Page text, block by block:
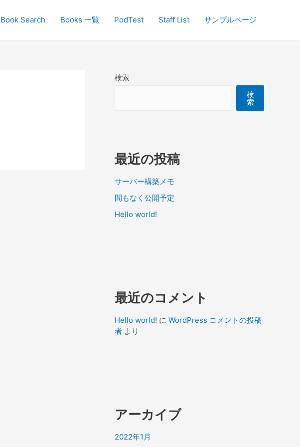
Book Search Books 一覧 PodTest Staff List サンプルページ
検索
検
索
最近の投稿
サーバー構築メモ
間もなく公開予定
Hello world!
最近のコメント
Hello world! に WordPress コメントの投稿
者 より
アーカイブ
2022年1月